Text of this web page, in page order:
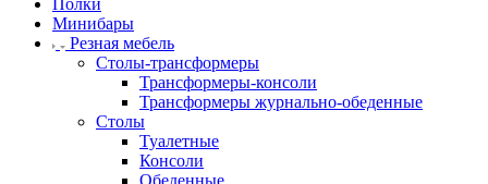
Полки
Минибары
Резная мебель
Столы-трансформеры
Трансформеры-консоли
Трансформеры журнально-обеденные
Столы
Туалетные
Консоли
Обеденные